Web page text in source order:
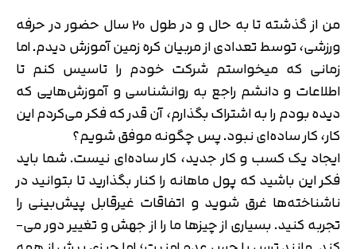
من از گذشته تا به حال و در طول 20 سال حضور در حرفه
ورزشی، توسط تعدادی از مربیان کره زمین آموزش دیدم. اما
زمانی که می­خواستم شرکت خودم را تاسیس کنم تا
اطلاعات و دانشم راجع به روانشناسی و آموزش­‌هایی که
دیده بودم را به اشتراک بگذارم، آن قدر که فکر می­‌کردم این
کار، کار ساده‌­ای نبود. پس چگونه موفق شویم؟
ایجاد یک کسب­ و کار جدید، کار ساده‌­ای نیست. شما باید
فکر این باشید که پول ماهانه را کنار بگذارید تا بتوانید در
ناشناخته‌­ها غرق شوید و اتفاقات غیرقابل پیش‌­بینی را
تجربه کنید. بسیاری از چیزها ما را از جهش و تغییر دور می‌­